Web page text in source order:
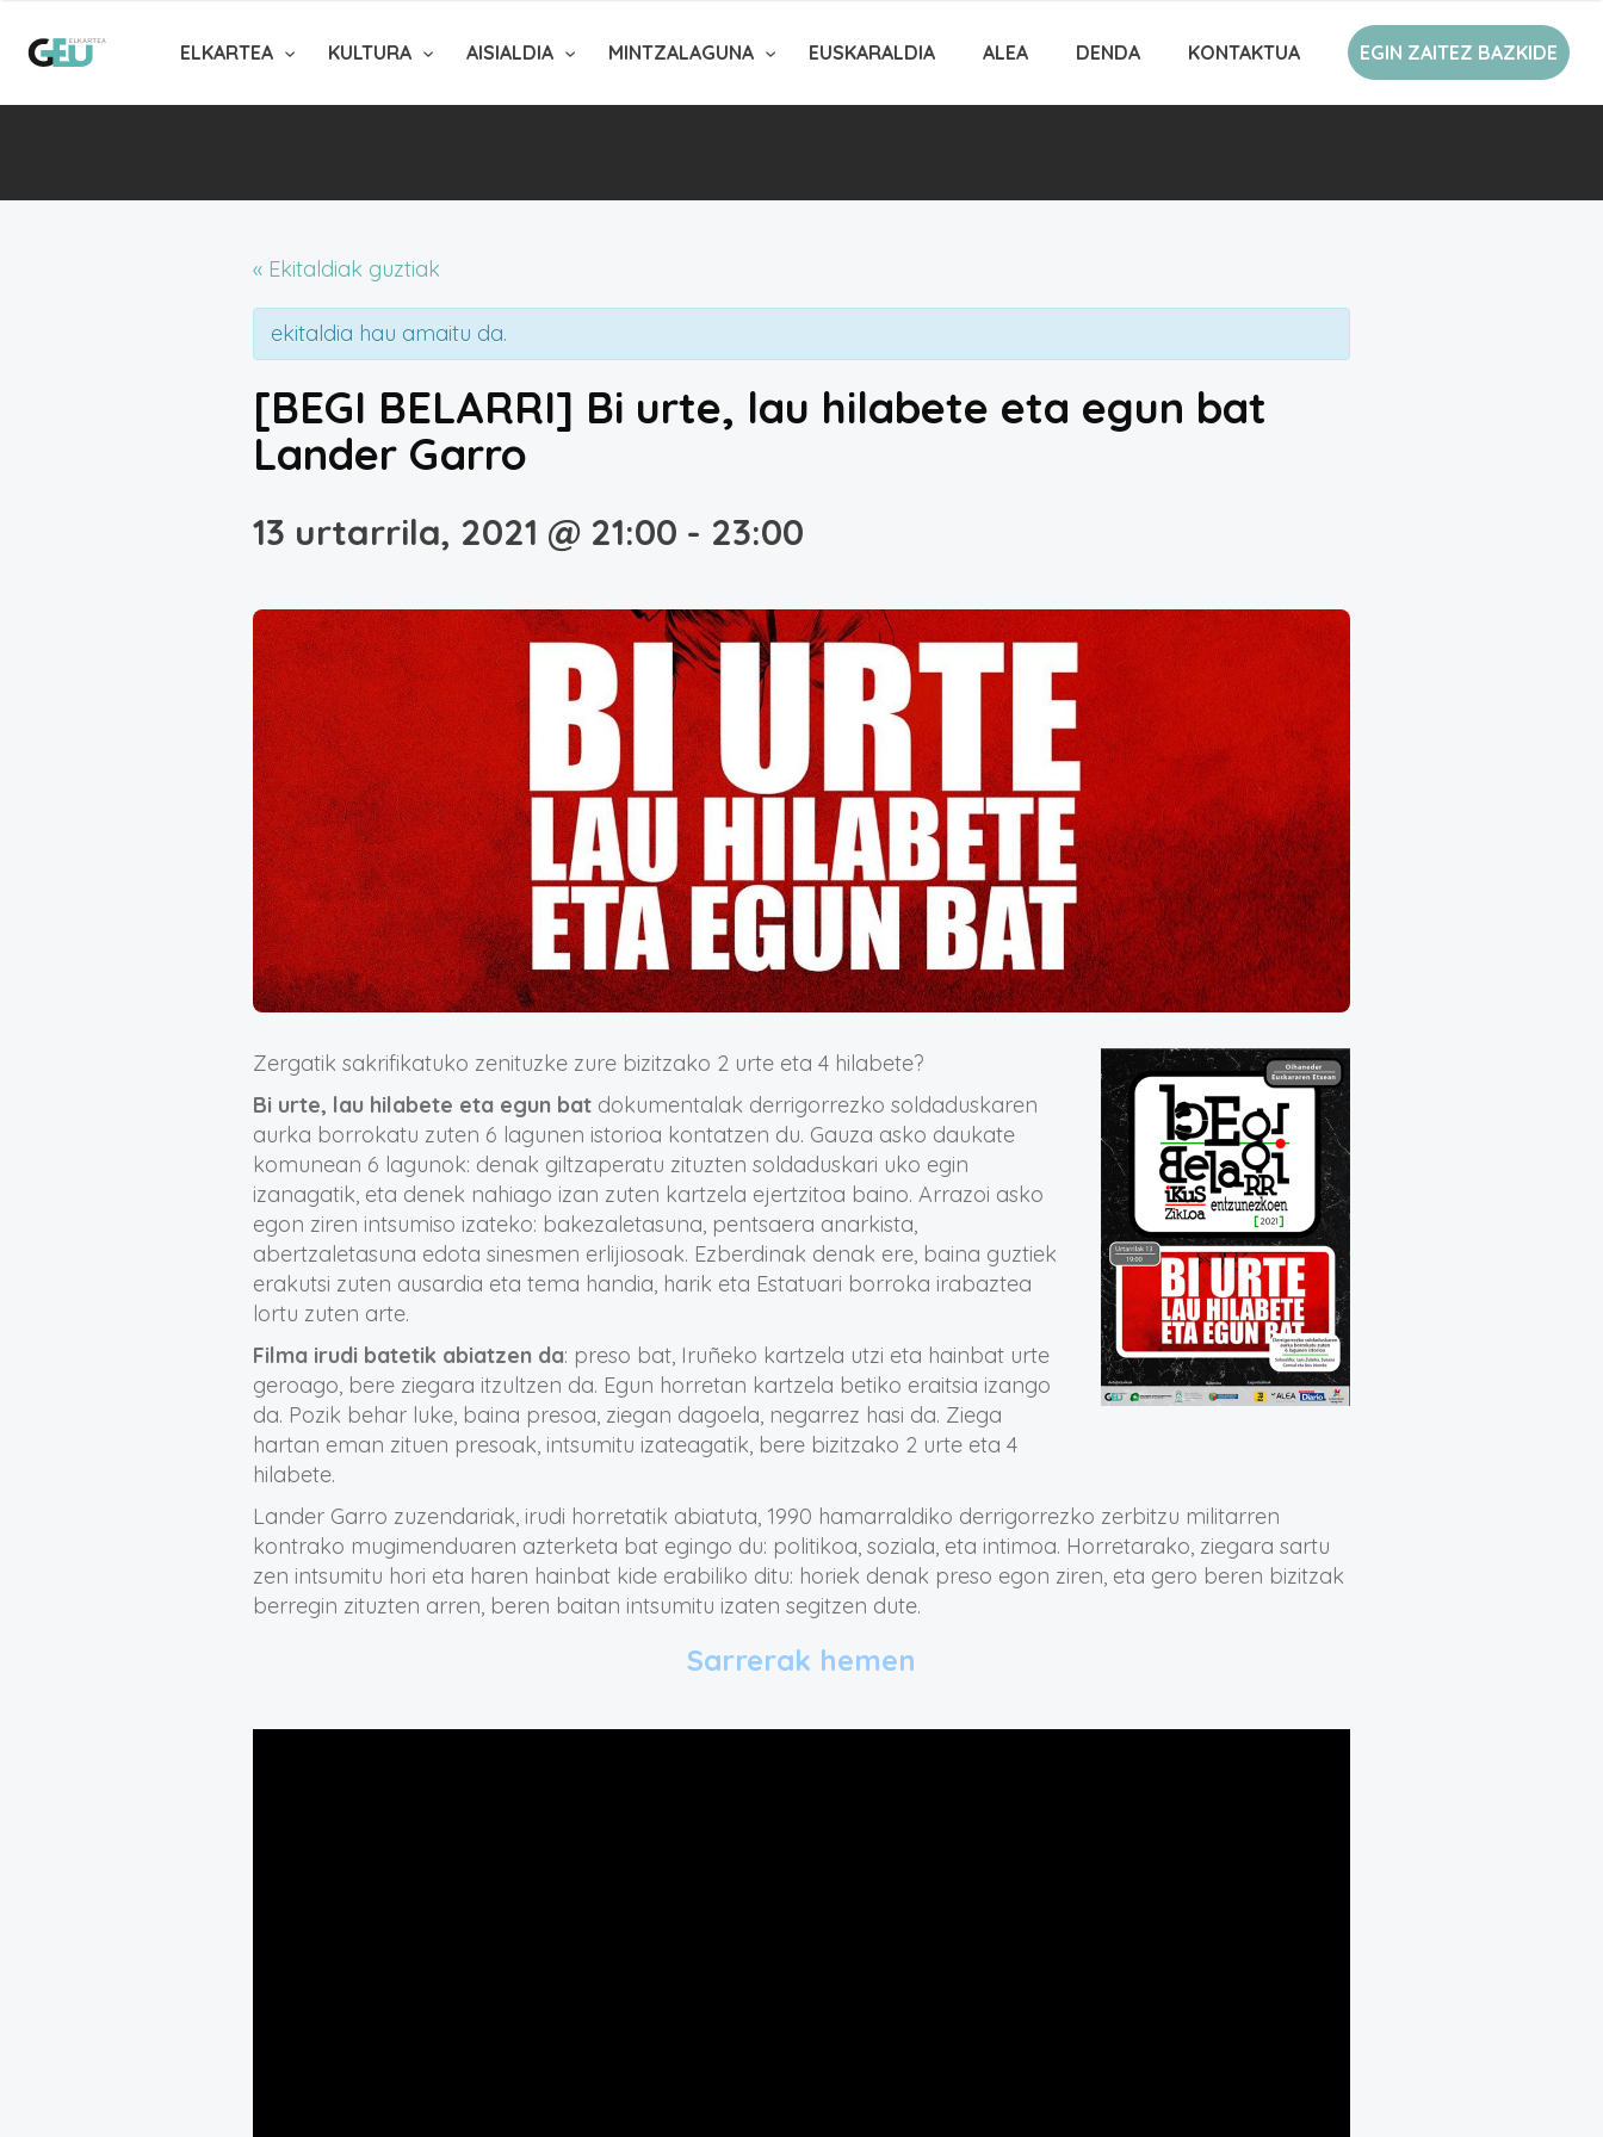
ELKARTEA KULTURA AISIALDIA MINTZALAGUNA EUSKARALDIA ALEA DENDA KONTAKTUA EGIN ZAITEZ BAZKIDE
« Ekitaldiak guztiak
ekitaldia hau amaitu da.
[BEGI BELARRI] Bi urte, lau hilabete eta egun bat
Lander Garro
13 urtarrila, 2021 @ 21:00 - 23:00
Zergatik sakrifikatuko zenituzke zure bizitzako 2 urte eta 4 hilabete?
Bi urte, lau hilabete eta egun bat dokumentalak derrigorrezko soldaduskaren
aurka borrokatu zuten 6 lagunen istorioa kontatzen du. Gauza asko daukate
komunean 6 lagunok: denak giltzaperatu zituzten soldaduskari uko egin
izanagatik, eta denek nahiago izan zuten kartzela ejertzitoa baino. Arrazoi asko
egon ziren intsumiso izateko: bakezaletasuna, pentsaera anarkista,
abertzaletasuna edota sinesmen erlijiosoak. Ezberdinak denak ere, baina guztiek
erakutsi zuten ausardia eta tema handia, harik eta Estatuari borroka irabaztea
lortu zuten arte.
Filma irudi batetik abiatzen da: preso bat, Iruñeko kartzela utzi eta hainbat urte
geroago, bere ziegara itzultzen da. Egun horretan kartzela betiko eraitsia izango
da. Pozik behar luke, baina presoa, ziegan dagoela, negarrez hasi da. Ziega
hartan eman zituen presoak, intsumitu izateagatik, bere bizitzako 2 urte eta 4
hilabete.
Lander Garro zuzendariak, irudi horretatik abiatuta, 1990 hamarraldiko derrigorrezko zerbitzu militarren
kontrako mugimenduaren azterketa bat egingo du: politikoa, soziala, eta intimoa. Horretarako, ziegara sartu
zen intsumitu hori eta haren hainbat kide erabiliko ditu: horiek denak preso egon ziren, eta gero beren bizitzak
berregin zituzten arren, beren baitan intsumitu izaten segitzen dute.
Sarrerak hemen